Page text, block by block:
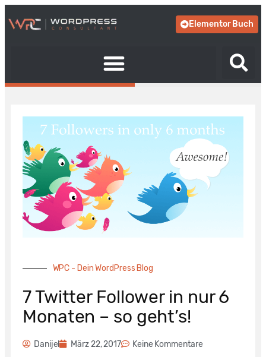
Elementor Buch
WPC - Dein WordPress Blog
7 Twitter Follower in nur 6
Monaten – so geht’s!
Danijel März 22, 2017 Keine Kommentare